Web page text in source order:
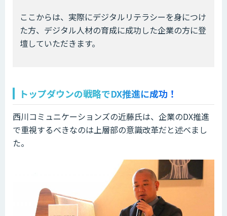
ここからは、実際にデジタルリテラシーを身につけ
た方、デジタル人材の育成に成功した企業の方に登
壇していただきます。
トップダウンの戦略でDX推進に成功！
西川コミュニケーションズの近藤氏は、企業のDX推進
で重視するべきなのは上層部の意識改革だと述べまし
た。